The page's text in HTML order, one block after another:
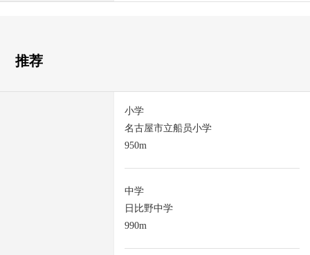
推荐
小学
名古屋市立船员小学
950m
中学
日比野中学
990m